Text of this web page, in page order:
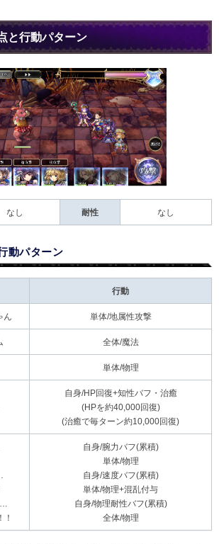
と行動パターン
なし 耐性 なし
動パターン
行動
ん 単体/地属性攻撃
全体/魔法
単体/物理
自身/HP回復+知性バフ・治癒
(HPを約40,000回復)
(治癒で毎ターン約10,000回復)
！
自身/腕力バフ(累積)
単体/物理
自身/速度バフ(累積)
単体/物理+混乱付与
自身/物理耐性バフ(累積)
全体/物理